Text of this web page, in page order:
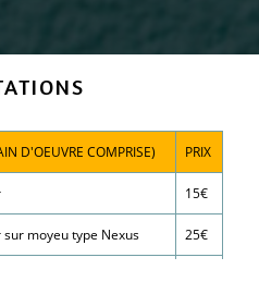
D'OEUVRE COMPRISE) PRIX
15€
moyeu type Nexus 25€